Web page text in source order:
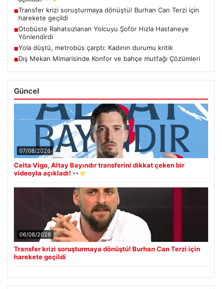
■Transfer krizi soruşturmaya dönüştü! Burhan Can Terzi için
harekete geçildi
■Otobüste Rahatsızlanan Yolcuyu Şoför Hızla Hastaneye
Yönlendirdi
■Yola düştü, metrobüs çarptı: Kadının durumu kritik
■Dış Mekan Mimarisinde Konfor ve bahçe mutfağı Çözümleri
Güncel
07/08/2026
Celta Vigo, Altay Bayındır transferini dikkat çeken bir
videoyla açıkladı!
06/08/2026
Transfer krizi soruşturmaya dönüştü! Burhan Can Terzi için
harekete geçildi